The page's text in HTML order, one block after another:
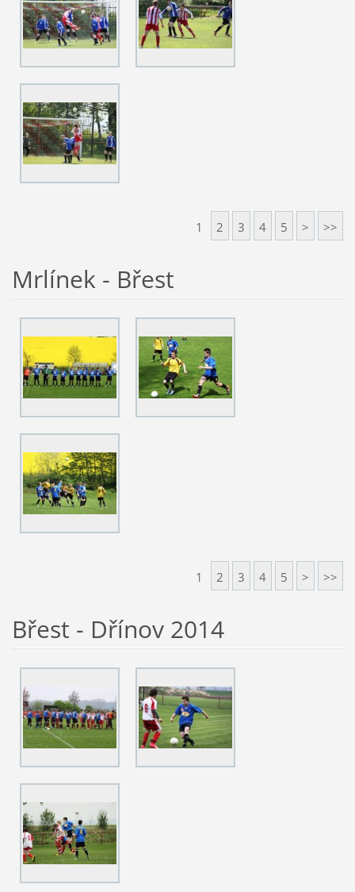
1 2 3 4 5 > >>
Mrlínek - Břest
1 2 3 4 5 > >>
Břest - Dřínov 2014